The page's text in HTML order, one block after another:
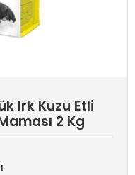
Irk Kuzu Etli
2 Kg